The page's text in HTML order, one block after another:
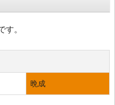
す。
晩成